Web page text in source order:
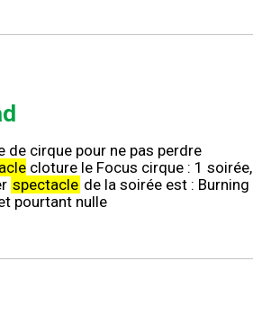
de cirque pour ne pas perdre
cloture le Focus cirque : 1 soirée,
spectacle de la soirée est : Burning
pourtant nulle